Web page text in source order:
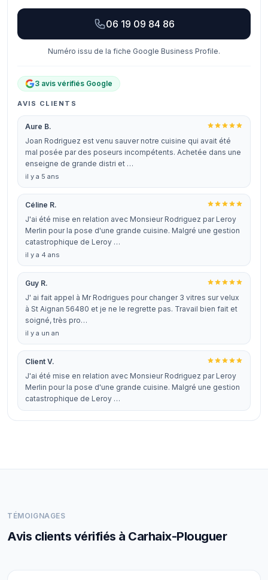
06 19 09 84 86
Numéro issu de la fiche Google Business Profile.
3 avis vérifiés Google
AVIS CLIENTS
Aure B.
Joan Rodriguez est venu sauver notre cuisine qui avait été
mal posée par des poseurs incompétents. Achetée dans une
enseigne de grande distri et …
il y a 5 ans
Céline R.
J'ai été mise en relation avec Monsieur Rodriguez par Leroy
Merlin pour la pose d'une grande cuisine. Malgré une gestion
catastrophique de Leroy …
il y a 4 ans
Guy R.
J' ai fait appel à Mr Rodrigues pour changer 3 vitres sur velux
à St Aignan 56480 et je ne le regrette pas. Travail bien fait et
soigné, très pro…
il y a un an
Client V.
J'ai été mise en relation avec Monsieur Rodriguez par Leroy
Merlin pour la pose d'une grande cuisine. Malgré une gestion
catastrophique de Leroy …
TÉMOIGNAGES
Avis clients vérifiés à Carhaix-Plouguer